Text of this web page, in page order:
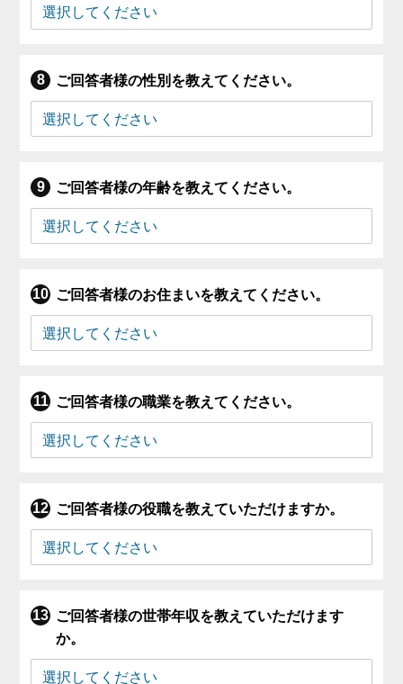
ご回答者様の性別を教えてください。
ご回答者様の年齢を教えてください。
ご回答者様のお住まいを教えてください。
ご回答者様の職業を教えてください。
ご回答者様の役職を教えていただけますか。
ご回答者様の世帯年収を教えていただけます
か。